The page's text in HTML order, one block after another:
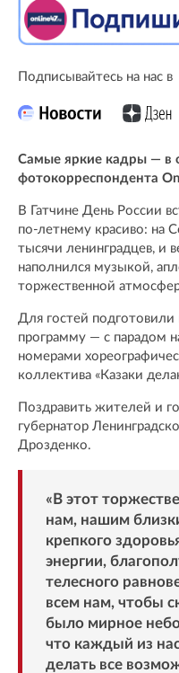
Подписывайтесь на нас в
Самые яркие кадры — в
фотокорреспондента
В Гатчине День России
по-летнему красиво: на
тысячи ленинградцев, и
наполнился музыкой,
торжественной
Для гостей
программу — с парадом
номерами
коллектива «Казаки
Поздравить жителей и
губернатор
Дрозденко.
«В этот
нам, нашим
крепкого
энергии,
телесного
всем нам, чтобы
было мирное
что каждый из
делать все